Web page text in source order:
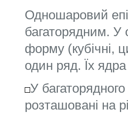
Одношаровий
багаторядним. У
форму (кубічні,
один ряд. Їх
У
розташовані на